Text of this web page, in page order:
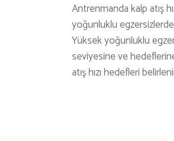
Antrenmanda kalp atış
yoğunluklu
Yüksek yoğunluklu
seviyesine ve
atış hızı hedefleri